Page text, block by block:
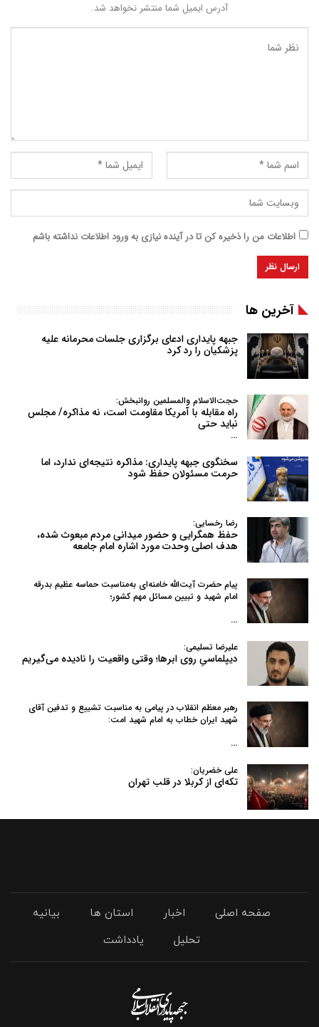
آدرس ایمیل شما منتشر نخواهد شد.
اطلاعات من را ذخیره کن تا در آینده نیازی به ورود اطلاعات نداشته باشم
آخرین ها
جبهه پایداری ادعای برگزاری جلسات محرمانه علیه
پزشکیان را رد کرد
حجت‌الاسلام والمسلمین روانبخش:
راه مقابله با آمریکا مقاومت است، نه مذاکره/ مجلس
نباید حتی
…
سخنگوی جبهه پایداری: مذاکره نتیجه‌ای ندارد، اما
حرمت مسئولان حفظ شود
رضا رخسایی:
حفظ همگرایی و حضور میدانی مردم مبعوث شده،
هدف اصلی وحدت مورد اشاره امام جامعه
پیام حضرت آیت‌الله خامنه‌ای به‌مناسبت حماسه عظیم بدرقه
امام شهید و تبیین مسائل مهم کشور؛
…
علیرضا تسلیمی:
دیپلماسیِ روی ابرها؛ وقتی واقعیت را نادیده می‌گیریم
رهبر معظم انقلاب در پیامی به‌ مناسبت تشییع و تدفین آقای
شهید ایران خطاب به امام شهید امت:
…
علی خضریان:
تکه‌ای از کربلا در قلب تهران
صفحه اصلی اخبار استان ها
بیانیه
تحلیل
یادداشت